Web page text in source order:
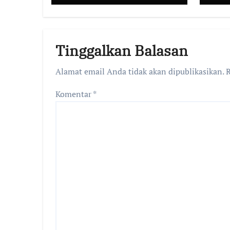
IZIN LINGKUNGAN
Tinggalkan Balasan
Alamat email Anda tidak akan dipublikasikan.
Komentar*